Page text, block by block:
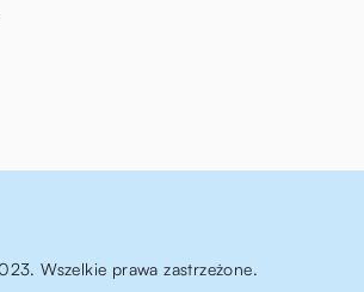
Wszelkie prawa zastrzeżone.